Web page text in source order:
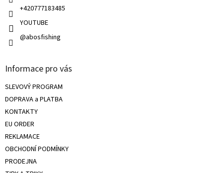
+420777183485
YOUTUBE
@abosfishing
Informace pro vás
SLEVOVÝ PROGRAM
DOPRAVA a PLATBA
KONTAKTY
EU ORDER
REKLAMACE
OBCHODNÍ PODMÍNKY
PRODEJNA